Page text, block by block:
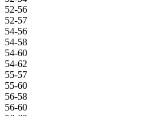
52-56
52-57
54-56
54-58
54-60
54-62
55-57
55-60
56-58
56-60